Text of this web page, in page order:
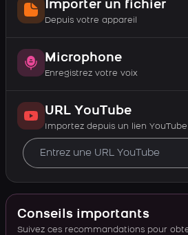
Importer un fichier
Depuis votre appareil
Microphone
Enregistrez votre voix
URL YouTube
Importez depuis un lien YouTube
Conseils importants
Suivez ces recommandations pour